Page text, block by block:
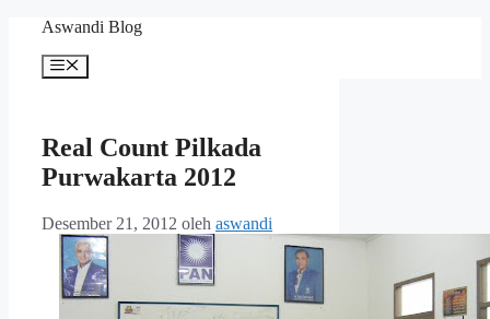
Langsung
Aswandi Blog
Menu
Real Count Pilkada
Purwakarta 2012
Desember 21, 2012 oleh aswandi